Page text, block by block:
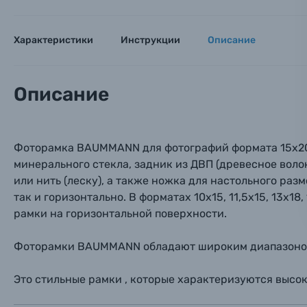
Материалы
Осветительное оборудование
Фоторамки
Фотоальбомы
Характеристики Инструкции Описание
Описание
Фоторамка BAUMMANN для фотографий формата
минерального стекла, задник из ДВП (древесное
или нить (леску), а также ножка для настольного
так и горизонтально. В форматах 10х15, 11,5х15,
рамки на горизонтальной поверхности.
Фоторамки BAUMMANN обладают широким
Это стильные рамки , которые характеризуются